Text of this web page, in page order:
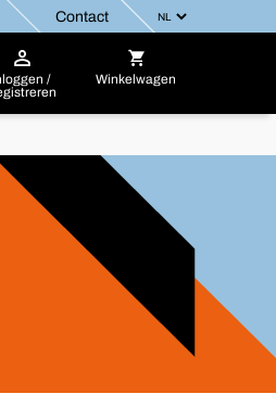
Contact
/
Winkelwagen